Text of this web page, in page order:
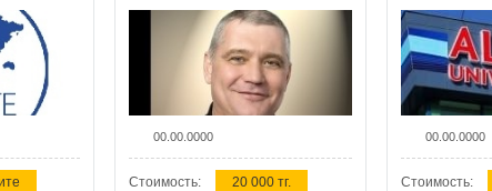
00.00.0000
Стоимость: 20 000 тг.
00.00.0000
Стоимость: